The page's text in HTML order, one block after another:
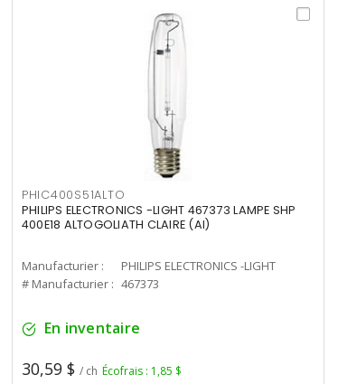
PHIC400S51ALTO
PHILIPS ELECTRONICS -LIGHT 467373 LAMPE SHP
400E18 ALTOGOLIATH CLAIRE (AI)
Manufacturier :
PHILIPS ELECTRONICS -LIGHT
# Manufacturier : 467373
En inventaire
30,59 $ / ch Écofrais : 1,85 $